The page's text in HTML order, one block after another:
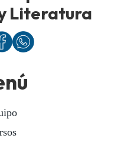
Literatura